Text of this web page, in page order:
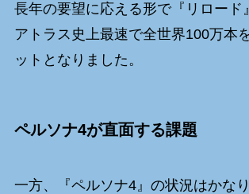
長年の要望に応える形で『リロード
アトラス史上最速で全世界100万本
ットとなりました。
ペルソナ4が直面する課題
一方、『ペルソナ4』の状況はかな